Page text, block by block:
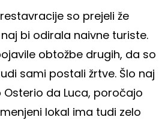
so prejeli že
bi odirala naivne turiste.
obtožbe drugih, da so
sami postali žrtve. Šlo naj
da Luca, poročajo
lokal ima tudi zelo